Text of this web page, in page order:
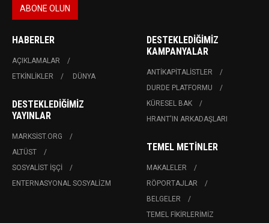
HABERLER
AÇIKLAMALAR
ETKINLIKLER
DÜNYA
DESTEKLEDIĞIMIZ
YAYINLAR
MARKSIST.ORG
ALTÜST
SOSYALIST İŞÇI
ENTERNASYONAL SOSYALIZM
DESTEKLEDIĞIMIZ
KAMPANYALAR
ANTIKAPITALISTLER
DURDE PLATFORMU
KÜRESEL BAK
HRANT'IN ARKADAŞLARI
TEMEL METINLER
MAKALELER
RÖPORTAJLAR
BELGELER
TEMEL FIKIRLERIMIZ